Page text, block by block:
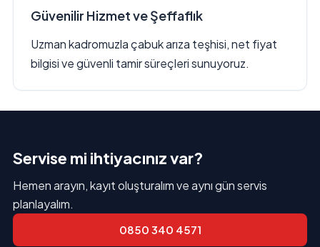
Güvenilir Hizmet ve Şeffaflık
Uzman kadromuzla çabuk arıza teşhisi, net fiyat
bilgisi ve güvenli tamir süreçleri sunuyoruz.
Servise mi ihtiyacınız var?
Hemen arayın, kayıt oluşturalım ve aynı gün servis
planlayalım.
0850 340 4571